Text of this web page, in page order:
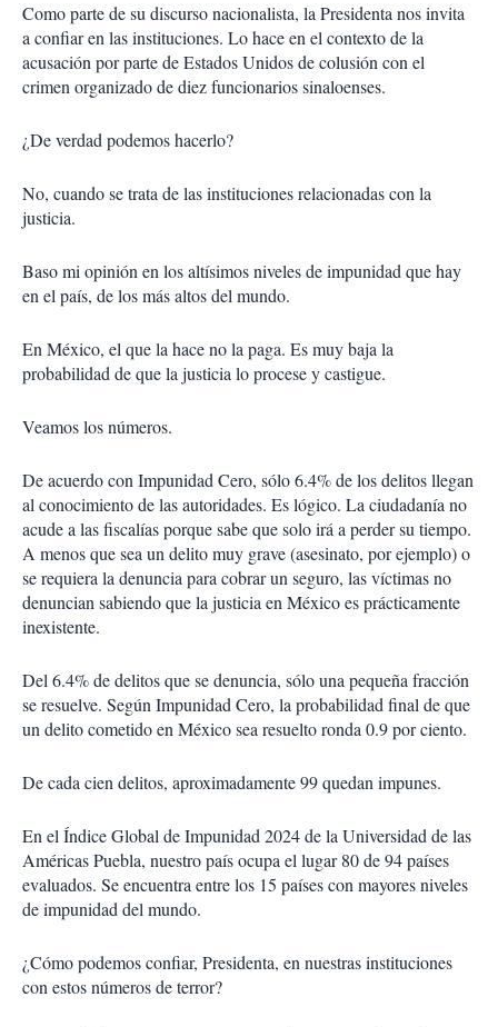
m
p
a
t
r
Como parte de su discurso nacionalista, la Presidenta nos invita
a confiar en las instituciones. Lo hace en el contexto de la
acusación por parte de Estados Unidos de colusión con el
crimen organizado de diez funcionarios sinaloenses.
¿De verdad podemos hacerlo?
No, cuando se trata de las instituciones relacionadas con la
justicia.
Baso mi opinión en los altísimos niveles de impunidad que hay
en el país, de los más altos del mundo.
En México, el que la hace no la paga. Es muy baja la
probabilidad de que la justicia lo procese y castigue.
Veamos los números.
De acuerdo con Impunidad Cero, sólo 6.4% de los delitos llegan
al conocimiento de las autoridades. Es lógico. La ciudadanía no
acude a las fiscalías porque sabe que solo irá a perder su tiempo.
A menos que sea un delito muy grave (asesinato, por ejemplo) o
se requiera la denuncia para cobrar un seguro, las víctimas no
denuncian sabiendo que la justicia en México es prácticamente
inexistente.
Del 6.4% de delitos que se denuncia, sólo una pequeña fracción
se resuelve. Según Impunidad Cero, la probabilidad final de que
un delito cometido en México sea resuelto ronda 0.9 por ciento.
De cada cien delitos, aproximadamente 99 quedan impunes.
En el Índice Global de Impunidad 2024 de la Universidad de las
Américas Puebla, nuestro país ocupa el lugar 80 de 94 países
evaluados. Se encuentra entre los 15 países con mayores niveles
de impunidad del mundo.
¿Cómo podemos confiar, Presidenta, en nuestras instituciones
con estos números de terror?